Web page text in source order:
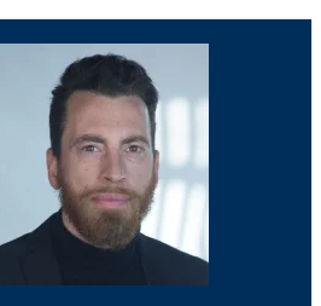
services poursuivent un unique
et enseigner l’art de
convaincre.
En savoir plus